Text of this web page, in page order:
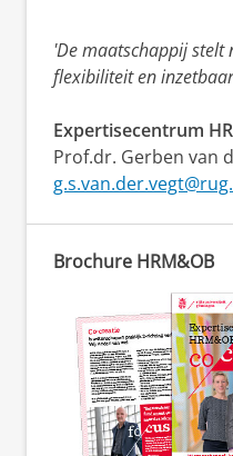
'De maatschappij stelt
flexibiliteit en
Expertisecentrum
Prof.dr. Gerben van
Brochure HRM&OB